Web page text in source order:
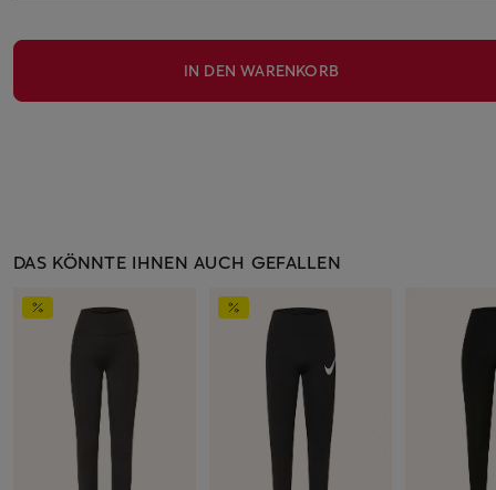
IN DEN WARENKORB
DAS KÖNNTE IHNEN AUCH GEFALLEN